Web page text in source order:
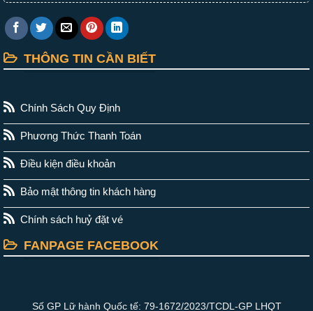
THÔNG TIN CẦN BIẾT
Chính Sách Quy Định
Phương Thức Thanh Toán
Điều kiện điều khoản
Bảo mật thông tin khách hàng
Chính sách huỷ đặt vé
FANPAGE FACEBOOK
Số GP Lữ hành Quốc tế: 79-1672/2023/TCDL-GP LHQT